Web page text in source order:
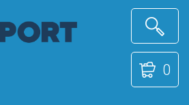
0